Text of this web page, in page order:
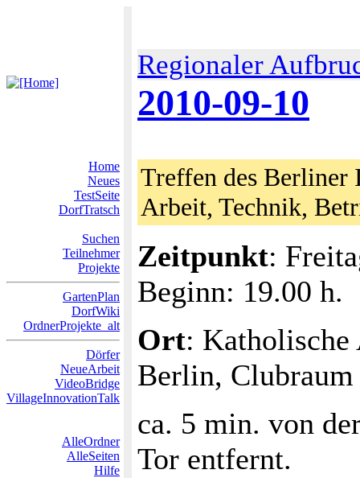
Regionaler
2010-09-10
Home
Neues
TestSeite
DorfTratsch
Suchen
Teilnehmer
Projekte
GartenPlan
DorfWiki
OrdnerProjekte_alt
Dörfer
NeueArbeit
VideoBridge
VillageInnovationTalk
AlleOrdner
AlleSeiten
Hilfe
Treffen des Berliner
Arbeit, Technik,
Zeitpunkt:
Beginn: 19.00 h.
Ort: Katholische
Berlin, Clubraum
ca. 5 min. von
Tor entfernt.